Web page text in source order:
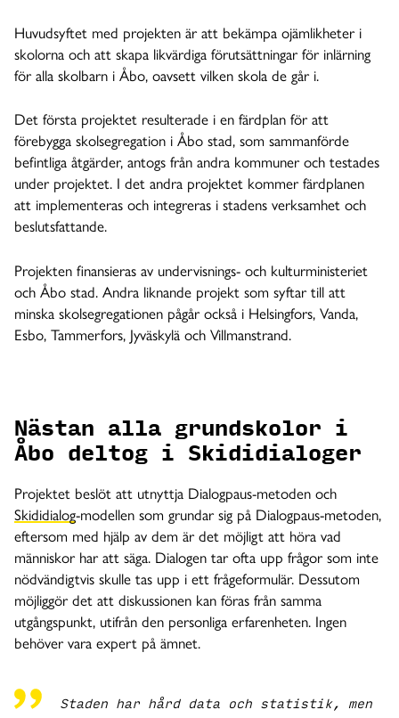
Huvudsyftet med projekten är att bekämpa ojämlikheter i
skolorna och att skapa likvärdiga förutsättningar för inlärning
för alla skolbarn i Åbo, oavsett vilken skola de går i.
Det första projektet resulterade i en färdplan för att
förebygga skolsegregation i Åbo stad, som sammanförde
befintliga åtgärder, antogs från andra kommuner och testades
under projektet. I det andra projektet kommer färdplanen
att implementeras och integreras i stadens verksamhet och
beslutsfattande.
Projekten finansieras av undervisnings- och kulturministeriet
och Åbo stad. Andra liknande projekt som syftar till att
minska skolsegregationen pågår också i Helsingfors, Vanda,
Esbo, Tammerfors, Jyväskylä och Villmanstrand.
Nästan alla grundskolor i
Åbo deltog i Skididialoger
Projektet beslöt att utnyttja Dialogpaus-metoden och
Skididialog-modellen som grundar sig på Dialogpaus-metoden,
eftersom med hjälp av dem är det möjligt att höra vad
människor har att säga. Dialogen tar ofta upp frågor som inte
nödvändigtvis skulle tas upp i ett frågeformulär. Dessutom
möjliggör det att diskussionen kan föras från samma
utgångspunkt, utifrån den personliga erfarenheten. Ingen
behöver vara expert på ämnet.
Staden har hård data och statistik, men